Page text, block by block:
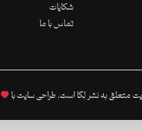
شکایات
تماس با ما
متعلق به نشر لِگا است. طراحی سایت با